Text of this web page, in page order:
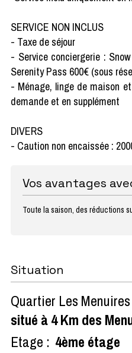
SERVICE NON INCLUS
- Taxe de séjour
- Service conciergerie :
Serenity Pass 600€ (sous
- Ménage, linge de maison
demande et en supplément
DIVERS
- Caution non encaissée :
Vos avantages
Toute la saison, des réductions
Situation
Quartier Les
situé à 4 Km des
Etage : 4ème étage